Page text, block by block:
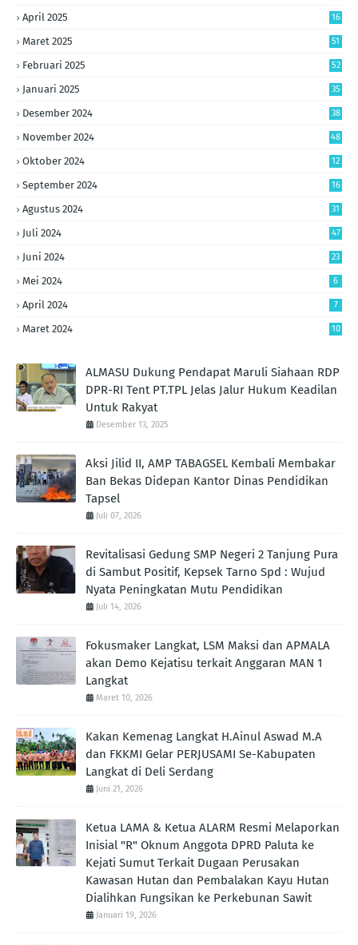
April 2025 16
Maret 2025 51
Februari 2025 52
Januari 2025 35
Desember 2024 38
November 2024 48
Oktober 2024 12
September 2024 16
Agustus 2024 31
Juli 2024 47
Juni 2024 23
Mei 2024 6
April 2024 7
Maret 2024 10
ALMASU Dukung Pendapat Maruli Siahaan RDP
DPR-RI Tent PT.TPL Jelas Jalur Hukum Keadilan
Untuk Rakyat
Desember 13, 2025
Aksi Jilid II, AMP TABAGSEL Kembali Membakar
Ban Bekas Didepan Kantor Dinas Pendidikan
Tapsel
Juli 07, 2026
Revitalisasi Gedung SMP Negeri 2 Tanjung Pura
di Sambut Positif, Kepsek Tarno Spd : Wujud
Nyata Peningkatan Mutu Pendidikan
Juli 14, 2026
Fokusmaker Langkat, LSM Maksi dan APMALA
akan Demo Kejatisu terkait Anggaran MAN 1
Langkat
Maret 10, 2026
Kakan Kemenag Langkat H.Ainul Aswad M.A
dan FKKMI Gelar PERJUSAMI Se-Kabupaten
Langkat di Deli Serdang
Juni 21, 2026
Ketua LAMA & Ketua ALARM Resmi Melaporkan
Inisial "R" Oknum Anggota DPRD Paluta ke
Kejati Sumut Terkait Dugaan Perusakan
Kawasan Hutan dan Pembalakan Kayu Hutan
Dialihkan Fungsikan ke Perkebunan Sawit
Januari 19, 2026